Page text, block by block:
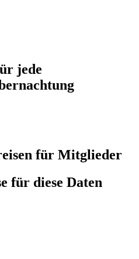
jede
für Mitglieder
für diese Daten